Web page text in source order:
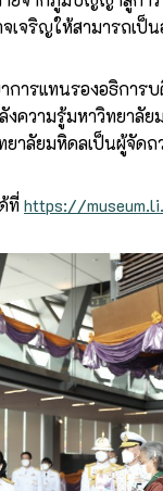
จริญให้สามารถเป็
การแทนรองอธิการบ
ความรู้มหาวิทยาลั
าลัยมหิดลเป็นผู้จัดถ
ที่https://